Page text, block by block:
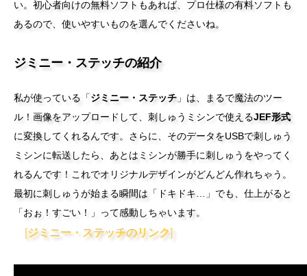
い。初心者向けの無料ソフトもあれば、プロ仕様の有料ソフトも
あるので、使いやすいものを選んでくださいね。
ジミニー・ステッチの紹介
私が使っている「ジミニー・ステッチ 」は、まるで魔法のツー
ル！画像をアップロードして、刺しゅうミシンで使えるJEF形式
に変換してくれるんです。さらに、そのデータをUSBで刺しゅう
ミシンに転送したら、あとはミシンが勝手に刺しゅうをやってく
れるんです！これでオリジナルデザインがどんどん作れちゃう。
最初に刺しゅうが始まる瞬間は「ドキドキ…」でも、仕上がると
「おぉ！すごい！」って感動しちゃいます。
[ジミニー・ステッチのリンク]